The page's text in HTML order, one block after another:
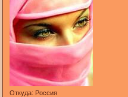
Откуда: Россия